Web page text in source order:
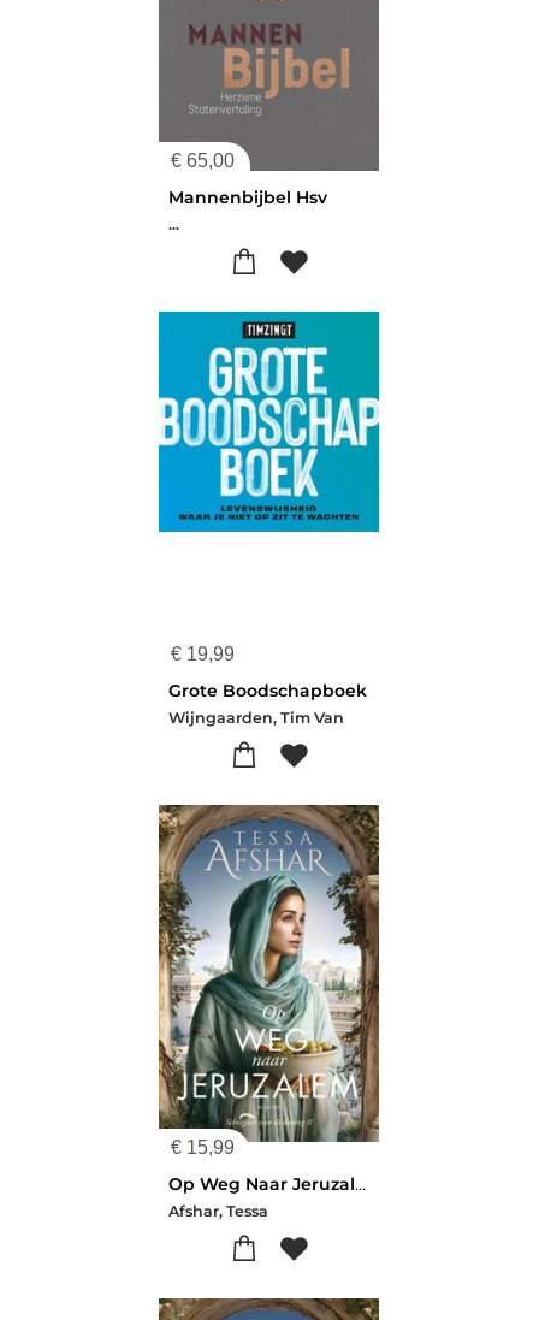
€ 65,00
Mannenbijbel Hsv
...
€ 19,99
Grote Boodschapboek
Wijngaarden, Tim Van
€ 15,99
Op Weg Naar Jeruzalem (Dit boek heette eerder: Schrijfster in Jeruzalem)
Afshar, Tessa